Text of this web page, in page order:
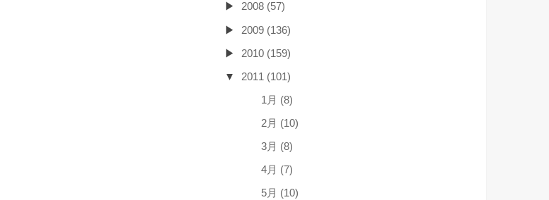
2008 (57)
2009 (136)
2010 (159)
2011 (101)
1月 (8)
2月 (10)
3月 (8)
4月 (7)
5月 (10)